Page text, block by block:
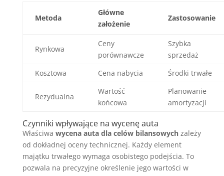
Metoda
Główne
założenie
Zastosowanie
Rynkowa
Ceny
porównawcze
Szybka
sprzedaż
Kosztowa
Cena nabycia Środki trwałe
Rezydualna
Wartość
końcowa
Planowanie
amortyzacji
Czynniki wpływające na wycenę auta
Właściwa wycena auta dla celów bilansowychzależy
od dokładnej oceny technicznej. Każdy element
majątku trwałego wymaga osobistego podejścia. To
pozwala na precyzyjne określenie jego wartości w